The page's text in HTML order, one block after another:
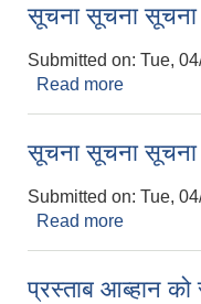
सूचना सूचना सूचना
Submitted on: Tue,
Read more
सूचना सूचना सूचना
Submitted on: Tue,
Read more
प्रस्ताब आब्हान